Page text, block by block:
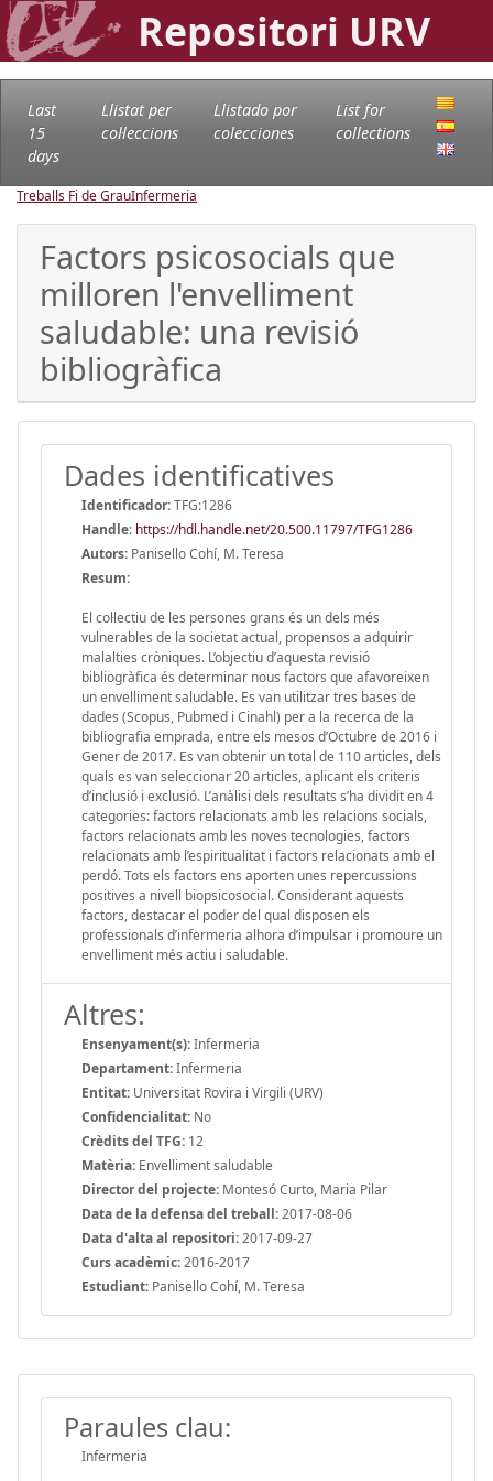
Repositori URV
Last
15
days
Llistat per
col·leccions
Llistado por
colecciones
List for
collections
Treballs Fi de GrauInfermeria
Factors psicosocials que
milloren l'envelliment
saludable: una revisió
bibliogràfica
Dades identificatives
Identificador:TFG:1286
Handle: https://hdl.handle.net/20.500.11797/TFG1286
Autors: Panisello Cohí, M. Teresa
Resum:
El col·lectiu de les persones grans és un dels més
vulnerables de la societat actual, propensos a adquirir
malalties cròniques. L’objectiu d’aquesta revisió
bibliogràfica és determinar nous factors que afavoreixen
un envelliment saludable. Es van utilitzar tres bases de
dades (Scopus, Pubmed i Cinahl) per a la recerca de la
bibliografia emprada, entre els mesos d’Octubre de 2016 i
Gener de 2017. Es van obtenir un total de 110 articles, dels
quals es van seleccionar 20 articles, aplicant els criteris
d’inclusió i exclusió. L’anàlisi dels resultats s’ha dividit en 4
categories: factors relacionats amb les relacions socials,
factors relacionats amb les noves tecnologies, factors
relacionats amb l’espiritualitat i factors relacionats amb el
perdó. Tots els factors ens aporten unes repercussions
positives a nivell biopsicosocial. Considerant aquests
factors, destacar el poder del qual disposen els
professionals d’infermeria alhora d’impulsar i promoure un
envelliment més actiu i saludable.
Altres:
Ensenyament(s):Infermeria
Departament:Infermeria
Entitat: Universitat Rovira i Virgili (URV)
Confidencialitat: No
Crèdits del TFG: 12
Matèria: Envelliment saludable
Director del projecte: Montesó Curto, Maria Pilar
Data de la defensa del treball:2017-08-06
Data d'alta al repositori:2017-09-27
Curs acadèmic:2016-2017
Estudiant: Panisello Cohí, M. Teresa
Paraules clau:
Infermeria